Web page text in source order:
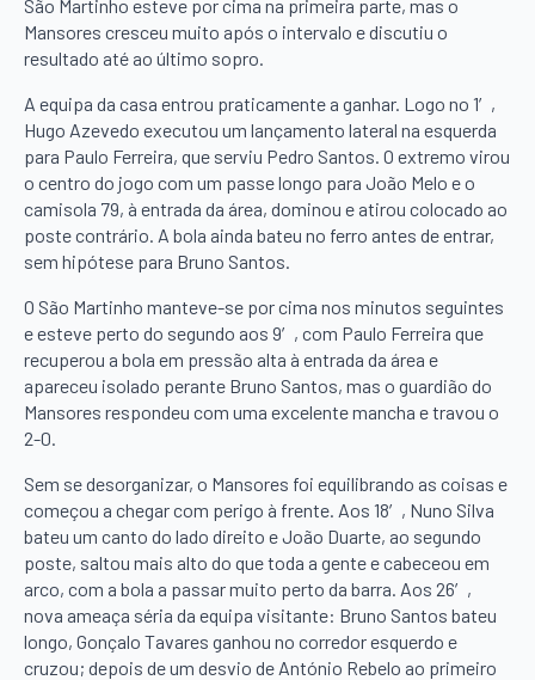
São Martinho esteve por cima na primeira parte, mas o
Mansores cresceu muito após o intervalo e discutiu o
resultado até ao último sopro.
A equipa da casa entrou praticamente a ganhar. Logo no 1′,
Hugo Azevedo executou um lançamento lateral na esquerda
para Paulo Ferreira, que serviu Pedro Santos. O extremo virou
o centro do jogo com um passe longo para João Melo e o
camisola 79, à entrada da área, dominou e atirou colocado ao
poste contrário. A bola ainda bateu no ferro antes de entrar,
sem hipótese para Bruno Santos.
O São Martinho manteve-se por cima nos minutos seguintes
e esteve perto do segundo aos 9′, com Paulo Ferreira que
recuperou a bola em pressão alta à entrada da área e
apareceu isolado perante Bruno Santos, mas o guardião do
Mansores respondeu com uma excelente mancha e travou o
2-0.
Sem se desorganizar, o Mansores foi equilibrando as coisas e
começou a chegar com perigo à frente. Aos 18′, Nuno Silva
bateu um canto do lado direito e João Duarte, ao segundo
poste, saltou mais alto do que toda a gente e cabeceou em
arco, com a bola a passar muito perto da barra. Aos 26′,
nova ameaça séria da equipa visitante: Bruno Santos bateu
longo, Gonçalo Tavares ganhou no corredor esquerdo e
cruzou; depois de um desvio de António Rebelo ao primeiro